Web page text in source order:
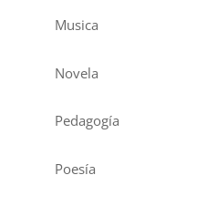
Musica
Novela
Pedagogía
Poesía